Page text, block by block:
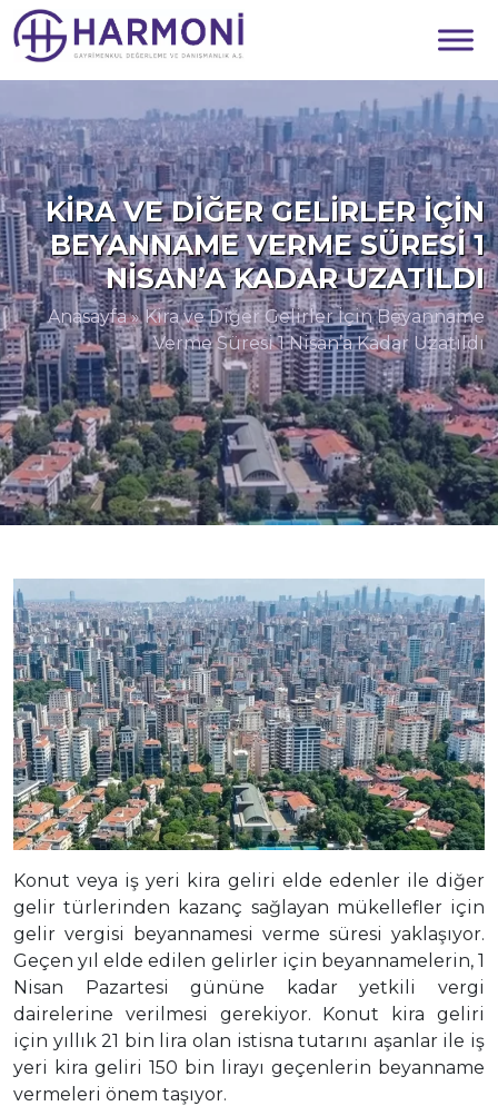
KIRA VE DIĞER GELIRLER İÇIN
BEYANNAME VERME SÜRESI 1
NISAN’A KADAR UZATILDI
Anasayfa»Kira ve Diğer Gelirler İçin Beyanname
Verme Süresi 1 Nisan’a Kadar Uzatıldı
Konut veya iş yeri kira geliri elde edenler ile diğer
gelir türlerinden kazanç sağlayan mükellefler için
gelir vergisi beyannamesi verme süresi yaklaşıyor.
Geçen yıl elde edilen gelirler için beyannamelerin, 1
Nisan Pazartesi gününe kadar yetkili vergi
dairelerine verilmesi gerekiyor. Konut kira geliri
için yıllık 21 bin lira olan istisna tutarını aşanlar ile iş
yeri kira geliri 150 bin lirayı geçenlerin beyanname
vermeleri önem taşıyor.